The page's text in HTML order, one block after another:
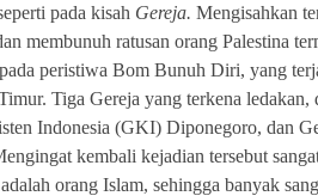
pada kisah Gereja. Mengisahkan
membunuh ratusan orang Palestina
peristiwa Bom Bunuh Diri, yang
Tiga Gereja yang terkena ledakan,
Indonesia (GKI) Diponegoro, dan
kembali kejadian tersebut
orang Islam, sehingga banyak